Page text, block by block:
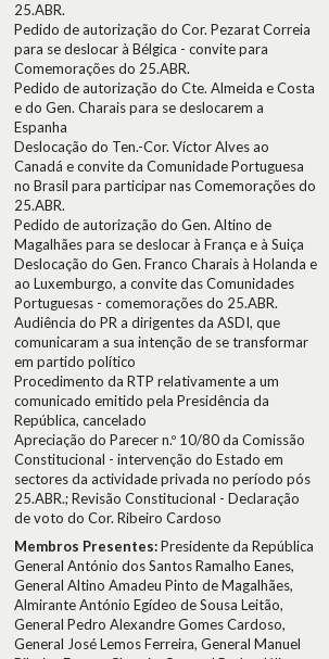
25.ABR.
Pedido de autorização do Cor. Pezarat Correia
para se deslocar à Bélgica - convite para
Comemorações do 25.ABR.
Pedido de autorização do Cte. Almeida e Costa
e do Gen. Charais para se deslocarem a
Espanha
Deslocação do Ten.-Cor. Víctor Alves ao
Canadá e convite da Comunidade Portuguesa
no Brasil para participar nas Comemorações do
25.ABR.
Pedido de autorização do Gen. Altino de
Magalhães para se deslocar à França e à Suiça
Deslocação do Gen. Franco Charais à Holanda e
ao Luxemburgo, a convite das Comunidades
Portuguesas - comemorações do 25.ABR.
Audiência do PR a dirigentes da ASDI, que
comunicaram a sua intenção de se transformar
em partido político
Procedimento da RTP relativamente a um
comunicado emitido pela Presidência da
República, cancelado
Apreciação do Parecer n.º 10/80 da Comissão
Constitucional - intervenção do Estado em
sectores da actividade privada no período pós
25.ABR.; Revisão Constitucional - Declaração
de voto do Cor. Ribeiro Cardoso
Membros Presentes:Presidente da República
General António dos Santos Ramalho Eanes,
General Altino Amadeu Pinto de Magalhães,
Almirante António Egídeo de Sousa Leitão,
General Pedro Alexandre Gomes Cardoso,
General José Lemos Ferreira, General Manuel